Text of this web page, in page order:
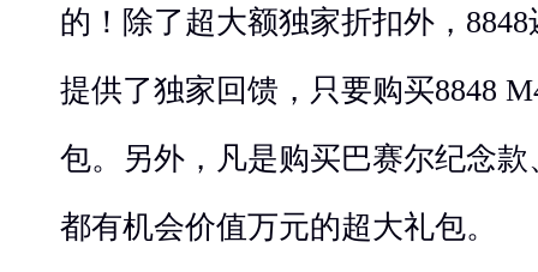
的！除了超大额独家折扣外，
提供了独家回馈，只要购买8848
包。另外，凡是购买巴赛尔纪念
都有机会价值万元的超大礼包。